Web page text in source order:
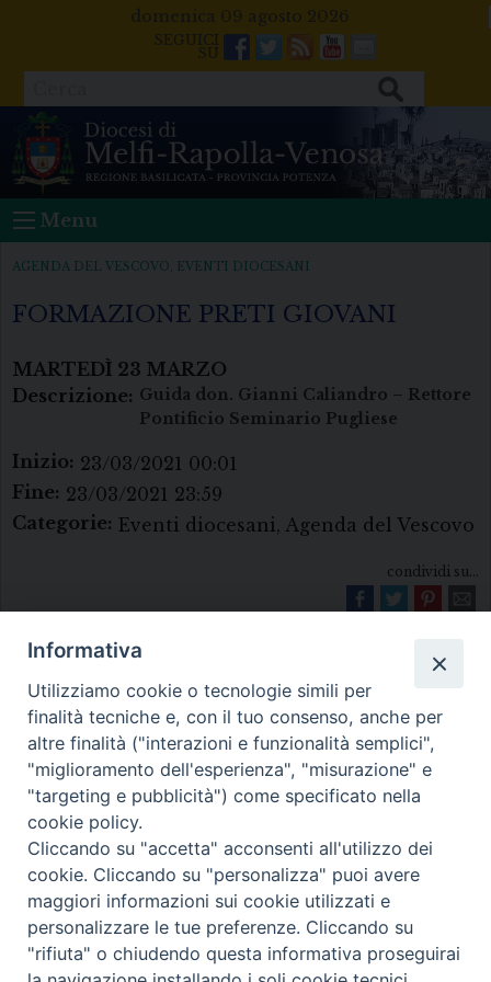
domenica 09 agosto 2026
Facebook
Twitter
FeedsYoutube
Mail
Menu
AGENDA DEL VESCOVO EVENTI DIOCESANI
FORMAZIONE PRETI GIOVANI
MARTEDÌ 23 MARZO
Descrizione: Guida don. Gianni Caliandro – Rettore
Pontificio Seminario Pugliese
Inizio: 23/03/2021 00:01
Fine: 23/03/2021 23:59
Categorie: Eventi diocesani, Agenda del Vescovo
condividi su...
Diocesi di Melfi Rapolla Venosa
• Largo Duomo, 12 - 85025 MELFI (PZ) •
Tel. 0972238604
PEC ufficiale della Diocesi:
diocesi.melfi_rapolla_venosa@legalmail.it
Informativa
Utilizziamo cookie o tecnologie simili per
finalità tecniche e, con il tuo consenso, anche per
altre finalità ("interazioni e funzionalità semplici",
"miglioramento dell'esperienza", "misurazione" e
"targeting e pubblicità") come specificato nella
cookie policy.
Cliccando su "accetta" acconsenti all'utilizzo dei
cookie. Cliccando su "personalizza" puoi avere
maggiori informazioni sui cookie utilizzati e
personalizzare le tue preferenze. Cliccando su
"rifiuta" o chiudendo questa informativa proseguirai